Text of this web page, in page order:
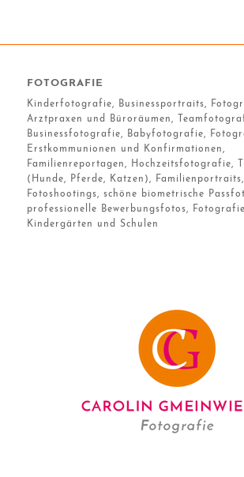
FOTOGRAFIE
Kinderfotografie, Businessportraits,
Arztpraxen und Büroräumen,
Businessfotografie, Babyfotografie,
Erstkommunionen und Konfirmationen,
Familienreportagen, Hochzeitsfotografie,
(Hunde, Pferde, Katzen),
Fotoshootings, schöne biometrische
professionelle Bewerbungsfotos,
Kindergärten und Schulen